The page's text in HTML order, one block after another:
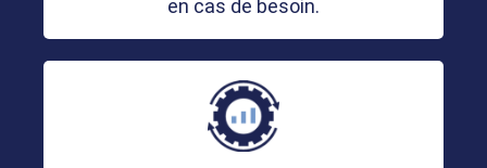
en cas de besoin.